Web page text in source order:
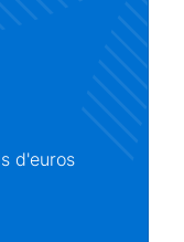
d'euros